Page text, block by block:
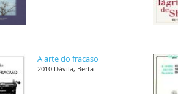
A arte do fracaso
2010 Dávila, Berta